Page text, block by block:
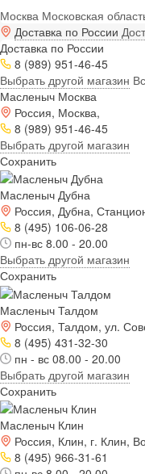
Москва Московская
Доставка по России
Доставка по России
8 (989) 951-46-45
Выбрать другой магазин
Масленыч Москва
Россия, Москва,
8 (989) 951-46-45
Выбрать другой магазин
Сохранить
Масленыч Дубна
Россия, Дубна,
8 (495) 106-06-28
пн-вс 8.00 - 20.00
Выбрать другой магазин
Сохранить
Масленыч Талдом
Россия, Талдом, ул.
8 (495) 431-32-30
пн - вс 08.00 - 20.00
Выбрать другой магазин
Сохранить
Масленыч Клин
Россия, Клин, г. Клин,
8 (495) 966-31-61